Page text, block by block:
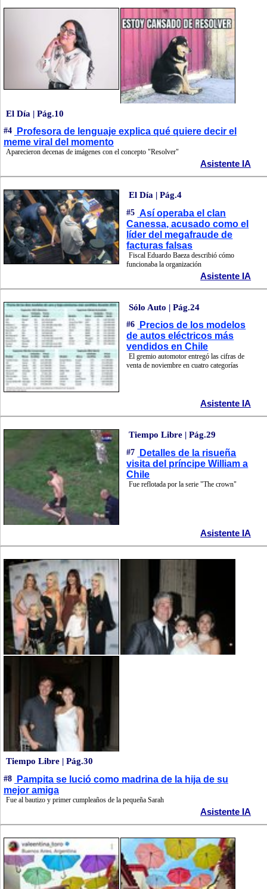
El Día | Pág.10
#4
Profesora de lenguaje explica qué quiere decir el
meme viral del momento
Aparecieron decenas de imágenes con el concepto "Resolver"
Asistente IA
El Día | Pág.4
#5 Así operaba el clan
Canessa, acusado como el
líder del megafraude de
facturas falsas
Fiscal Eduardo Baeza describió cómo
funcionaba la organización
Asistente IA
Sólo Auto | Pág.24
#6
Precios de los modelos
de autos eléctricos más
vendidos en Chile
El gremio automotor entregó las cifras de
venta de noviembre en cuatro categorías
Asistente IA
Tiempo Libre | Pág.29
#7
Detalles de la risueña
visita del príncipe William a
Chile
Fue reflotada por la serie "The crown"
Asistente IA
Tiempo Libre | Pág.30
#8
Pampita se lució como madrina de la hija de su
mejor amiga
Fue al bautizo y primer cumpleaños de la pequeña Sarah
Asistente IA